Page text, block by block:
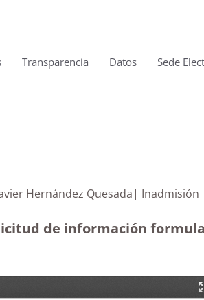
Transparencia Datos Sede
de Javier Hernández Quesada|
de información